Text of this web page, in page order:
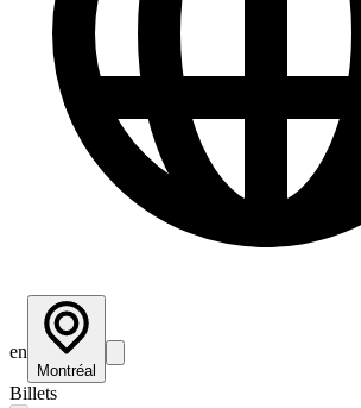
en
Montréal
Billets